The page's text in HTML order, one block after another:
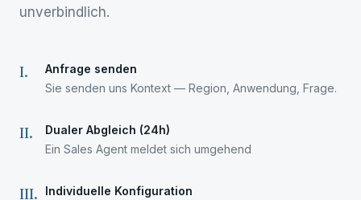
unverbindlich.
I.
Anfrage senden
Sie senden uns Kontext — Region, Anwendung, Frage.
II.
Dualer Abgleich (24h)
Ein Sales Agent meldet sich umgehend
III.
Individuelle Konfiguration